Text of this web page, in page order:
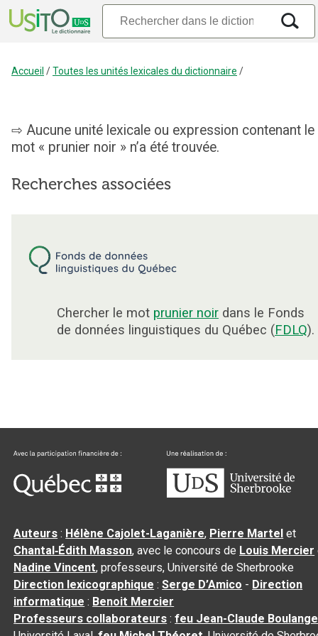
Accueil /Toutes les unités lexicales du dictionnaire /
Aucune unité lexicale ou expression contenant le
mot « prunier noir » n’a été trouvée.
Recherches associées
Chercher le mot prunier noir dans le Fonds
de données linguistiques du Québec (FDLQ).
Auteurs : Hélène Cajolet-Laganière, Pierre Martel et
Chantal‑Édith Masson, avec le concours de Louis Mercier
Nadine Vincent, professeurs, Université de Sherbrooke
Direction lexicographique :Serge D’Amico - Direction
informatique : Benoit Mercier
Professeurs collaborateurs :feu Jean-Claude